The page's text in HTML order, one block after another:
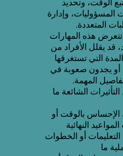
المسؤوليات، وإدارة
المتعددة.
تتعرض هذه المهارات
قد يقلل الأفراد من
التي تستغرقها
أو يجدون صعوبة في
المهمة.
الشائعة ما
الإحساس بالوقت أو
النهائية
أو الخطوات
ما